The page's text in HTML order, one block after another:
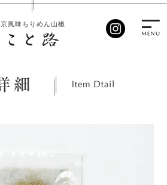
京風味ちりめん山椒